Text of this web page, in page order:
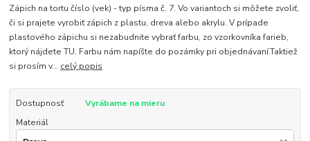
Zápich na tortu číslo (vek) - typ písma č. 7. Vo variantoch si môžete zvoliť,
či si prajete vyrobiť zápich z plastu, dreva alebo akrylu. V prípade
plastového zápichu si nezabudnite vybrať farbu, zo vzorkovníka farieb,
ktorý nájdete TU. Farbu nám napíšte do pozámky pri objednávaní.Taktiež
si prosím v... celý popis
Dostupnosť
Vyrábame na mieru
Materiál